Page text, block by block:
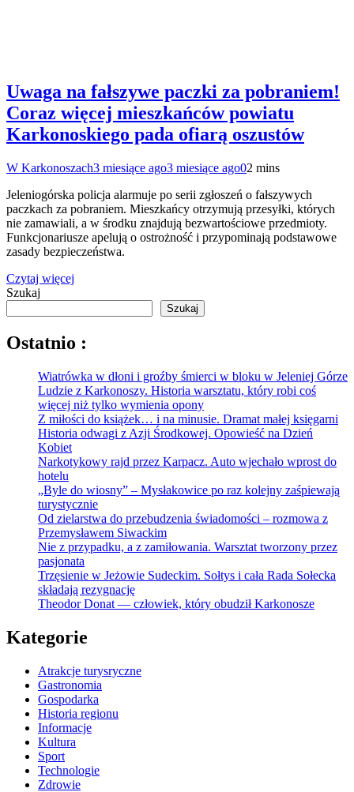
Uwaga na fałszywe paczki za pobraniem!
Coraz więcej mieszkańców powiatu
Karkonoskiego pada ofiarą oszustów
W Karkonoszach3 miesiące ago3 miesiące ago02 mins
Jeleniogórska policja alarmuje po serii zgłoszeń o fałszywych
paczkach za pobraniem. Mieszkańcy otrzymują przesyłki, których
nie zamawiali, a w środku znajdują bezwartościowe przedmioty.
Funkcjonariusze apelują o ostrożność i przypominają podstawowe
zasady bezpieczeństwa.
Czytaj więcej
Szukaj
Szukaj
Ostatnio :
Wiatrówka w dłoni i groźby śmierci w bloku w Jeleniej Górze
Ludzie z Karkonoszy. Historia warsztatu, który robi coś
więcej niż tylko wymienia opony
Z miłości do książek… i na minusie. Dramat małej księgarni
Historia odwagi z Azji Środkowej. Opowieść na Dzień
Kobiet
Narkotykowy rajd przez Karpacz. Auto wjechało wprost do
hotelu
„Byle do wiosny” – Mysłakowice po raz kolejny zaśpiewają
turystycznie
Od zielarstwa do przebudzenia świadomości – rozmowa z
Przemysławem Siwackim
Nie z przypadku, a z zamiłowania. Warsztat tworzony przez
pasjonata
Trzęsienie w Jeżowie Sudeckim. Sołtys i cała Rada Sołecka
składają rezygnację
Theodor Donat — człowiek, który obudził Karkonosze
Kategorie
Atrakcje turysryczne
Gastronomia
Gospodarka
Historia regionu
Informacje
Kultura
Sport
Technologie
Zdrowie